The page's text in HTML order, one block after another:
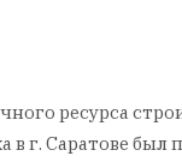
ресурса
г. Саратове